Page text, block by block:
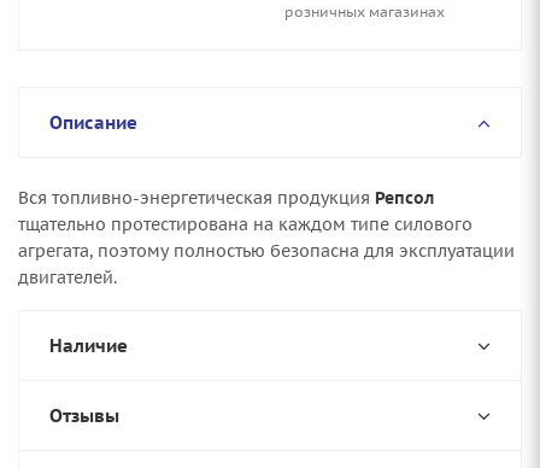
розничных магазинах
Описание
Вся топливно-энергетическая продукция Репсол
тщательно протестирована на каждом типе силового
агрегата, поэтому полностью безопасна для эксплуатации
двигателей.
Наличие
Отзывы